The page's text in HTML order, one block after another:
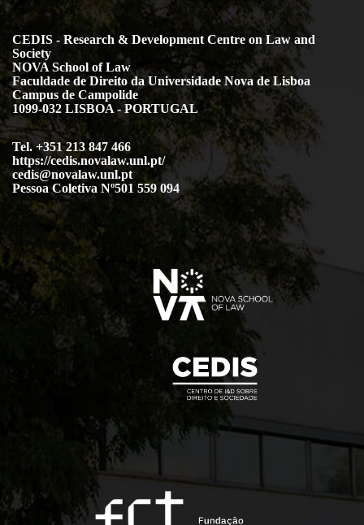
CEDIS - Research & Development Centre on Law and
Society
NOVA School of Law
Faculdade de Direito da Universidade Nova de Lisboa
Campus de Campolide
1099-032 LISBOA - PORTUGAL
Tel. +351 213 847 466
https://cedis.novalaw.unl.pt/
cedis@novalaw.unl.pt
Pessoa Coletiva Nº501 559 094